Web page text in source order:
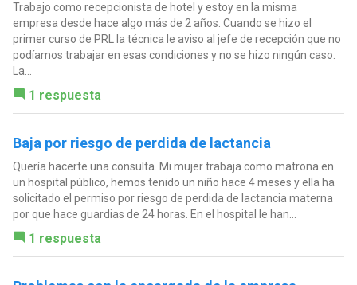
Trabajo como recepcionista de hotel y estoy en la misma
empresa desde hace algo más de 2 años. Cuando se hizo el
primer curso de PRL la técnica le aviso al jefe de recepción que no
podíamos trabajar en esas condiciones y no se hizo ningún caso.
La...
1 respuesta
Baja por riesgo de perdida de lactancia
Quería hacerte una consulta. Mi mujer trabaja como matrona en
un hospital público, hemos tenido un niño hace 4 meses y ella ha
solicitado el permiso por riesgo de perdida de lactancia materna
por que hace guardias de 24 horas. En el hospital le han...
1 respuesta